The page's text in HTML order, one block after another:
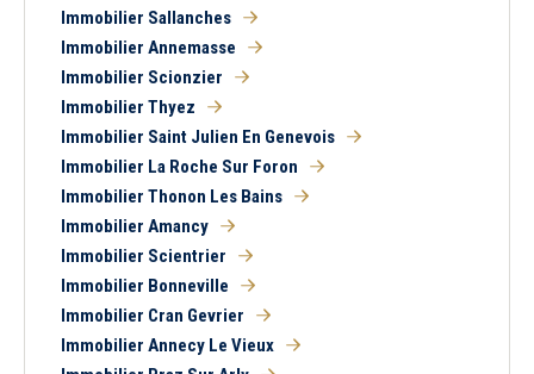
Immobilier Sallanches
Immobilier Annemasse
Immobilier Scionzier
Immobilier Thyez
Immobilier Saint Julien En Genevois
Immobilier La Roche Sur Foron
Immobilier Thonon Les Bains
Immobilier Amancy
Immobilier Scientrier
Immobilier Bonneville
Immobilier Cran Gevrier
Immobilier Annecy Le Vieux